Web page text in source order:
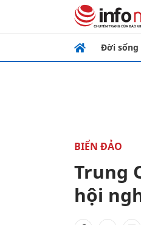
Đời sống
BIỂN ĐẢO
Trung
hội